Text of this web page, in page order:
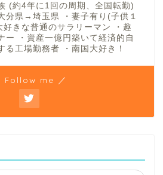
(約4年に1回の周期、全国転勤)
県→埼玉県 ・妻子有り(子供１
好きな普通のサラリーマン ・趣
・資産一億円築いて経済的自
る工場勤務者 ・南国大好き！
Follow me ／